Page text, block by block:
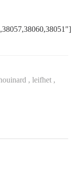
, leifhet ,